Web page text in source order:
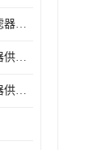
内蒙古替代进口品牌过滤器厂家
湖北替代进口品牌过滤器供应商
甘肃替代进口品牌过滤器供应商